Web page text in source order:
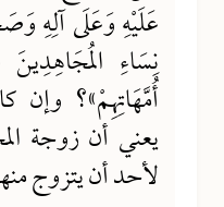
عَلَيْهِ وَعَلَى آلِهِ
نِسَاءِ
أُمَّهَاتِهِمْ»؟
يعني أن زوجة
لأحد أن يتزوج